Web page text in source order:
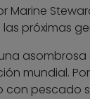
próximas
mundial.
pescado